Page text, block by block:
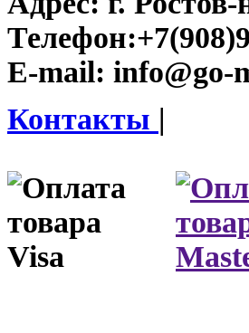
Телефон:
E-mail: info@go-
Контакты |